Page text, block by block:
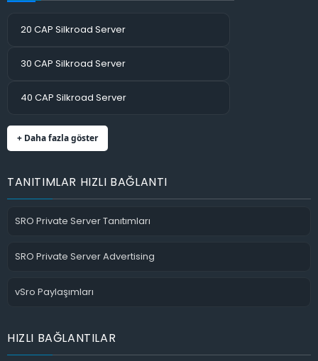
20 CAP Silkroad Server
30 CAP Silkroad Server
40 CAP Silkroad Server
+ Daha fazla göster
TANITIMLAR HIZLI BAĞLANTI
SRO Private Server Tanıtımları
SRO Private Server Advertising
vSro Paylaşımları
HIZLI BAĞLANTILAR